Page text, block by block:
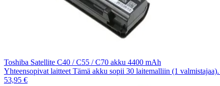
Toshiba Satellite C40 / C55 / C70 akku 4400 mAh
Yhteensopivat laitteet Tämä akku sopii 30 laitemalliin (1
53,95 €